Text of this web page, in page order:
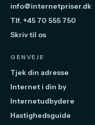
info@internetpriser.dk
Tlf. +45 70 555 750
Skriv til os
GENVEJE
Tjek din adresse
Internet i din by
Internetudbydere
Hastighedsguide